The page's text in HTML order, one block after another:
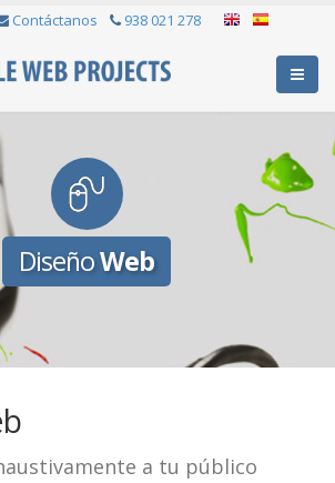
Contáctanos 938 021 278
DiseñoWeb
a tu público